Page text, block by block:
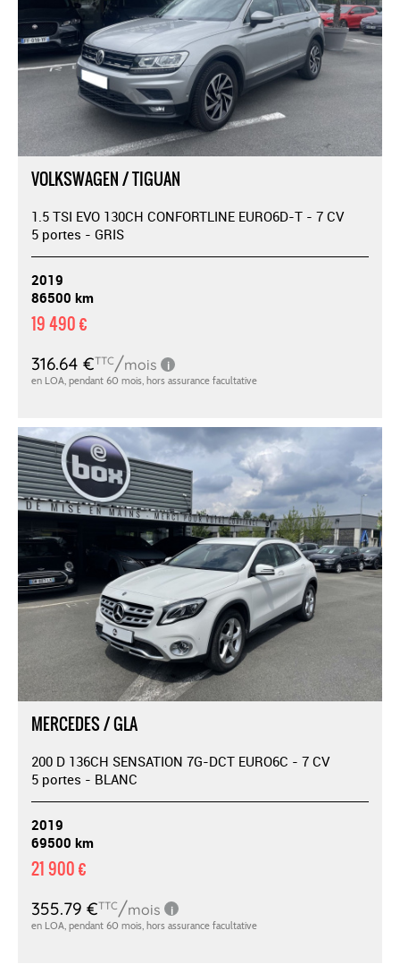
VOLKSWAGEN / TIGUAN
1.5 TSI EVO 130CH CONFORTLINE EURO6D-T - 7 CV
5 portes - GRIS
2019
86500 km
19 490 €
MERCEDES / GLA
200 D 136CH SENSATION 7G-DCT EURO6C - 7 CV
5 portes - BLANC
2019
69500 km
21 900 €